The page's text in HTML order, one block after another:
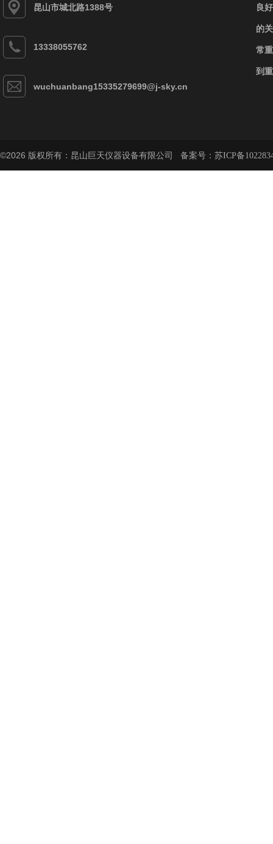
昆山市城北路1388号
13338055762
wuchuanbang15335279699@j-sky.cn
良
的
常
到
©2026 版权所有：昆山巨天仪器设备有限公司 备案号： 苏ICP备